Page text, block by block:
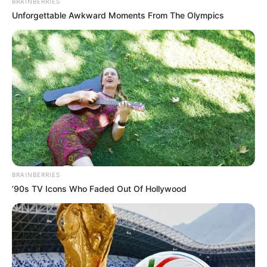
Unforgettable Awkward Moments From The Olympics
BRAINBERRIES
’90s TV Icons Who Faded Out Of Hollywood